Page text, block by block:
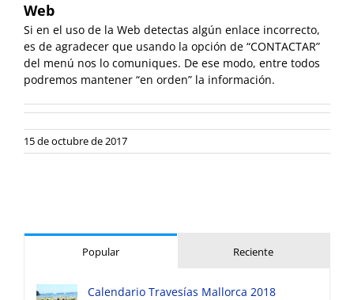
Web
Si en el uso de la Web detectas algún enlace incorrecto,
es de agradecer que usando la opción de “CONTACTAR”
del menú nos lo comuniques. De ese modo, entre todos
podremos mantener “en orden” la información.
15 de octubre de 2017
Popular Reciente
Calendario Travesías Mallorca 2018